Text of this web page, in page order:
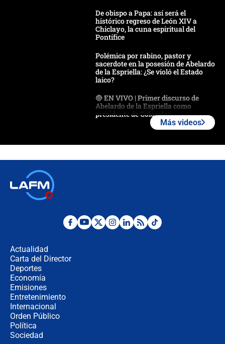
De obispo a Papa: así será el
histórico regreso de León XIV a
Chiclayo, la cuna espiritual del
Pontífice
Polémica por rabino, pastor y
sacerdote en la posesión de Abelardo
de la Espriella: ¿Se violó el Estado
laico?
🔴 EN VIVO | Primer discurso de
Abelardo de la Espriella como
presidente de Colombia
Desde dermatitis hasta infecciones:
Más videos
Actualidad
Carta del Director
Deportes
Economía
Emisiones
Entretenimiento
Internacional
Orden Público
Política
Sociedad